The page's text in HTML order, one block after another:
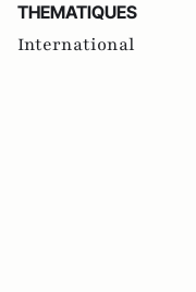
THEMATIQUES
International